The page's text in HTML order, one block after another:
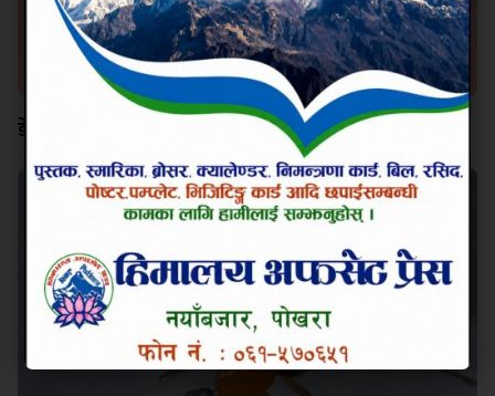
डेंगु ज्वरोः उपचार र बच्ने उपाय